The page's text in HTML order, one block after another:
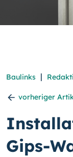
Baulinks |
vorheriger
Gips-